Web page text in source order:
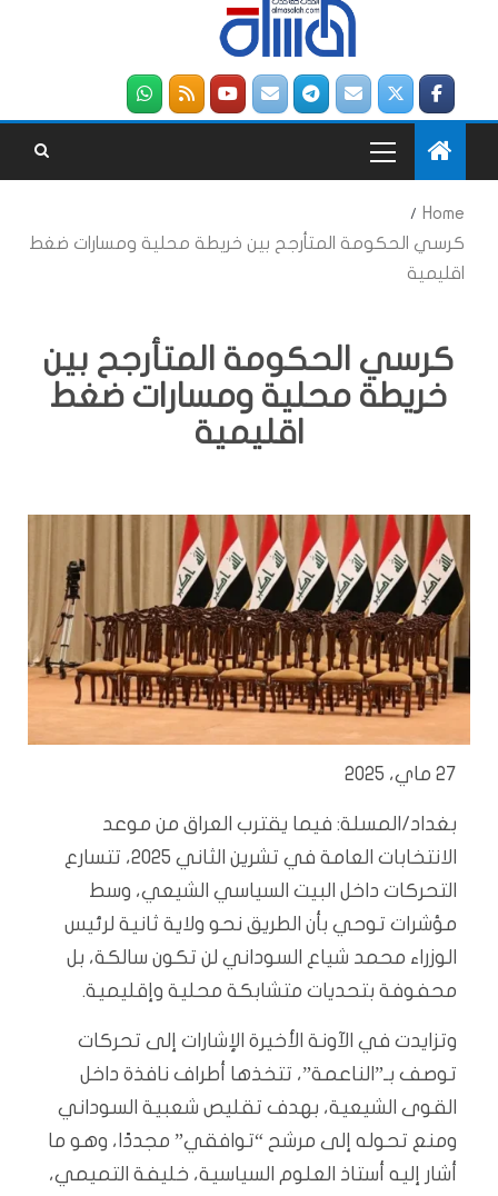
Home
كرسي الحكومة المتأرجح بين خريطة محلية ومسارات ضغط
اقليمية
كرسي الحكومة المتأرجح بين
خريطة محلية ومسارات ضغط
اقليمية
27 ماي، 2025
بغداد/المسلة: فيما يقترب العراق من موعد
الانتخابات العامة في تشرين الثاني 2025، تتسارع
التحركات داخل البيت السياسي الشيعي، وسط
مؤشرات توحي بأن الطريق نحو ولاية ثانية لرئيس
الوزراء محمد شياع السوداني لن تكون سالكة، بل
محفوفة بتحديات متشابكة محلية وإقليمية.
وتزايدت في الآونة الأخيرة الإشارات إلى تحركات
توصف بـ”الناعمة”، تتخذها أطراف نافذة داخل
القوى الشيعية، بهدف تقليص شعبية السوداني
ومنع تحوله إلى مرشح “توافقي” مجددًا، وهو ما
أشار إليه أستاذ العلوم السياسية، خليفة التميمي،